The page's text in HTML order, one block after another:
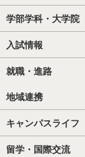
学部学科・大学院
入試情報
就職・進路
地域連携
キャンパスライフ
留学・国際交流